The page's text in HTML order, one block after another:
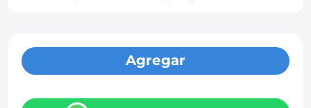
Agregar